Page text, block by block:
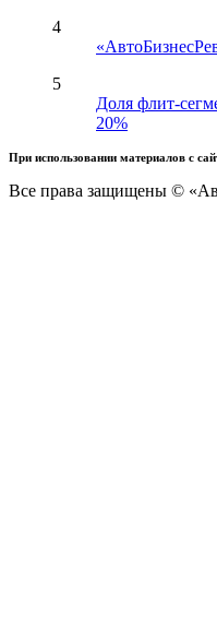
4
5
Доля флит-
20%
При использовании материалов с
Все права защищены ©